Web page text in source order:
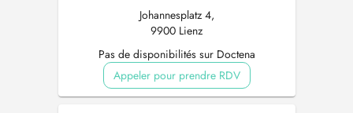
Johannesplatz 4,
9900 Lienz
Pas de disponibilités sur Doctena
Appeler pour prendre RDV